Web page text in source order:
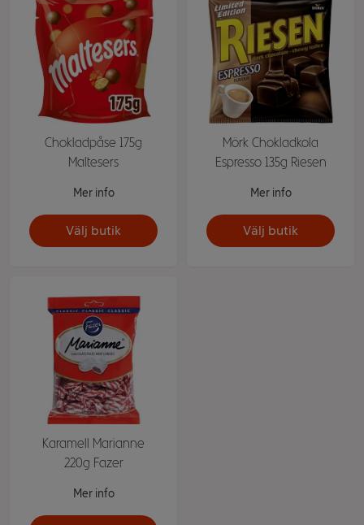
Chokladpåse 175g
Maltesers
Mer info
Välj butik
Mörk Chokladkola
Espresso 135g Riesen
Mer info
Välj butik
Karamell Marianne
220g Fazer
Mer info